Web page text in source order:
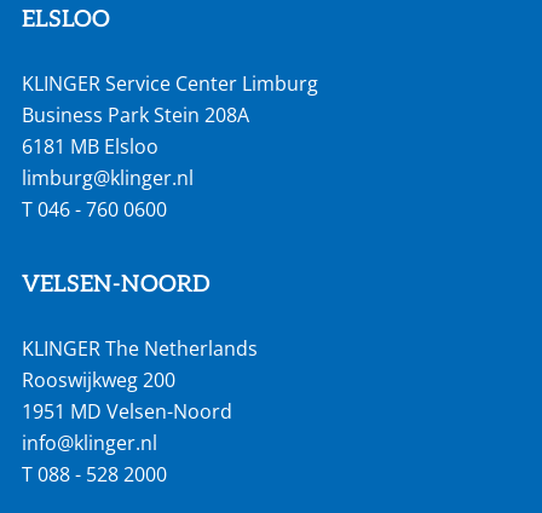
ELSLOO
KLINGER Service Center Limburg
Business Park Stein 208A
6181 MB Elsloo
limburg@klinger.nl
T046 - 760 0600
VELSEN-NOORD
KLINGER The Netherlands
Rooswijkweg 200
1951 MD Velsen-Noord
info@klinger.nl
T088 - 528 2000